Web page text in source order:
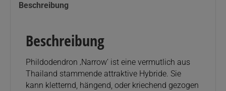
Beschreibung
Beschreibung
Phildodendron ‚Narrow‘ ist eine vermutlich aus
Thailand stammende attraktive Hybride. Sie
kann kletternd, hängend, oder kriechend gezogen